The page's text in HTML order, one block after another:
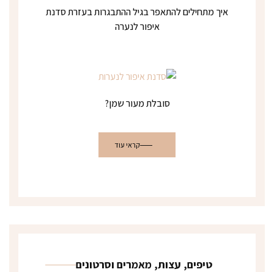
איך מתחילים להתאפר בגיל ההתבגרות בעזרת סדנת
איפור לנערה
סובלת מעור שמן?
קראי עוד
טיפים, עצות, מאמרים וסרטונים